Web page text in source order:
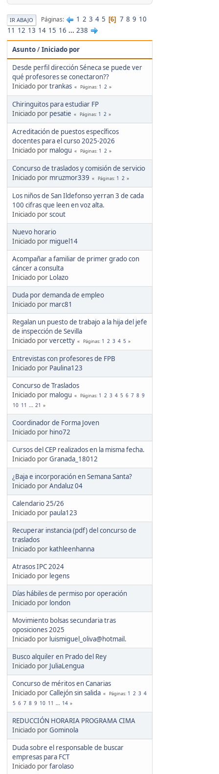
IR ABAJO Páginas 1 2 3 4 5 6 7 8 9 10
11 12 13 14 15 16 ... 238
Asunto/Iniciado por
Desde perfil dirección Séneca se puede ver
qué profesores se conectaron??
Iniciado portrankas Páginas 1 2
Chiringuitos para estudiar FP
Iniciado por pesatie Páginas 1 2
Acreditación de puestos específicos
docentes para el curso 2025-2026
Iniciado por malogu Páginas 1 2
Concurso de traslados y comisión de servicio
Iniciado por mruzmor339 Páginas 1 2
Los niños de San Ildefonso yerran 3 de cada
100 cifras que leen en voz alta.
Iniciado porscout
Nuevo horario
Iniciado por miguel14
Acompañar a familiar de primer grado con
cáncer a consulta
Iniciado por Lolazo
Duda por demanda de empleo
Iniciado por marc81
Regalan un puesto de trabajo a la hija del jefe
de inspección de Sevilla
Iniciado porvercetty Páginas 1 2 3 4 5
Entrevistas con profesores de FPB
Iniciado por Paulina123
Concurso de Traslados
Iniciado por malogu Páginas 1 2 3 4 5 6 7 8 9
10 11 ... 21
Coordinador de Forma Joven
Iniciado por hino72
Cursos del CEP realizados en la misma fecha.
Iniciado porGranada_18012
¿Baja e incorporación en Semana Santa?
Iniciado porAndaluz 04
Calendario 25/26
Iniciado por paula123
Recuperar instancia (pdf) del concurso de
traslados
Iniciado por kathleenhanna
Atrasos IPC 2024
Iniciado por legens
Días hábiles de permiso por operación
Iniciado por london
Movimiento bolsas secundaria tras
oposiciones 2025
Iniciado por luismiguel_oliva@hotmail.
Busco alquiler en Prado del Rey
Iniciado por JuliaLengua
Concurso de méritos en Canarias
Iniciado porCallejón sin salida Páginas 1 2 3 4
5 6 7 8 9 10 11 ... 14
REDUCCIÓN HORARIA PROGRAMA CIMA
Iniciado porGominola
Duda sobre el responsable de buscar
empresas para FCT
Iniciado porfarolaso